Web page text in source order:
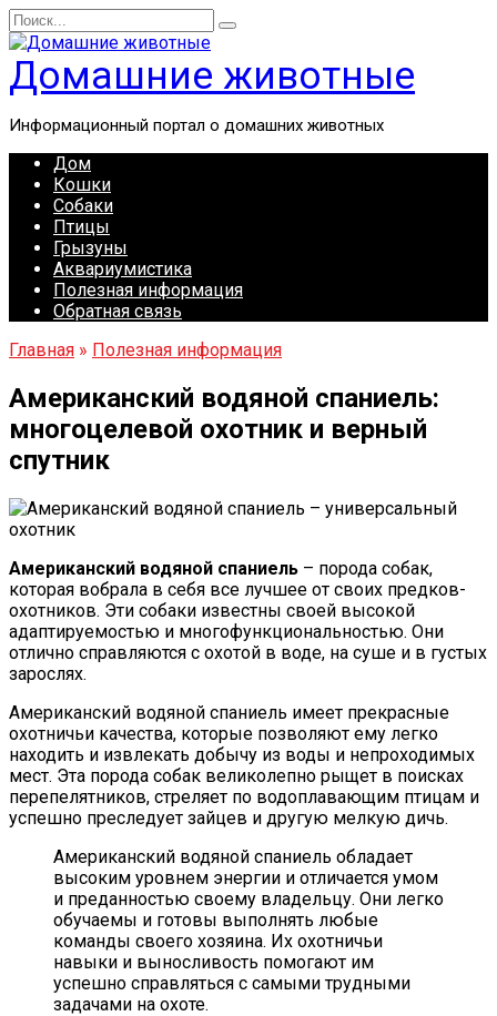
Перейти
к
содержанию
Search
for:
Домашние животные
Информационный портал о домашних животных
Дом
Кошки
Собаки
Птицы
Грызуны
Аквариумистика
Полезная информация
Обратная связь
Главная » Полезная информация
Американский водяной спаниель:
многоцелевой охотник и верный
спутник
Американский водяной спаниель – порода собак,
которая вобрала в себя все лучшее от своих предков-
охотников. Эти собаки известны своей высокой
адаптируемостью и многофункциональностью. Они
отлично справляются с охотой в воде, на суше и в густых
зарослях.
Американский водяной спаниель имеет прекрасные
охотничьи качества, которые позволяют ему легко
находить и извлекать добычу из воды и непроходимых
мест. Эта порода собак великолепно рыщет в поисках
перепелятников, стреляет по водоплавающим птицам и
успешно преследует зайцев и другую мелкую дичь.
Американский водяной спаниель обладает
высоким уровнем энергии и отличается умом
и преданностью своему владельцу. Они легко
обучаемы и готовы выполнять любые
команды своего хозяина. Их охотничьи
навыки и выносливость помогают им
успешно справляться с самыми трудными
задачами на охоте.